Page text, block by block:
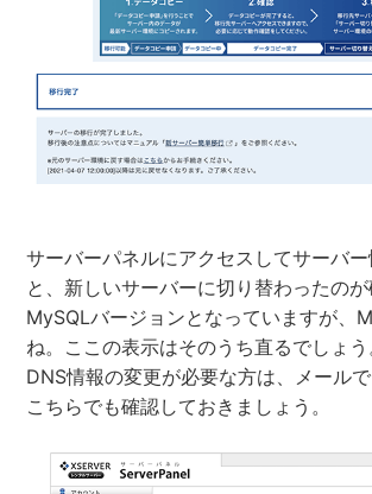
サーバーパネルにアクセスしてサーバ
と、新しいサーバーに切り替わったのが
MySQLバージョンとなっていますが、
ね。ここの表示はそのうち直るでしょう
DNS情報の変更が必要な方は、メールで
こちらでも確認しておきましょう。